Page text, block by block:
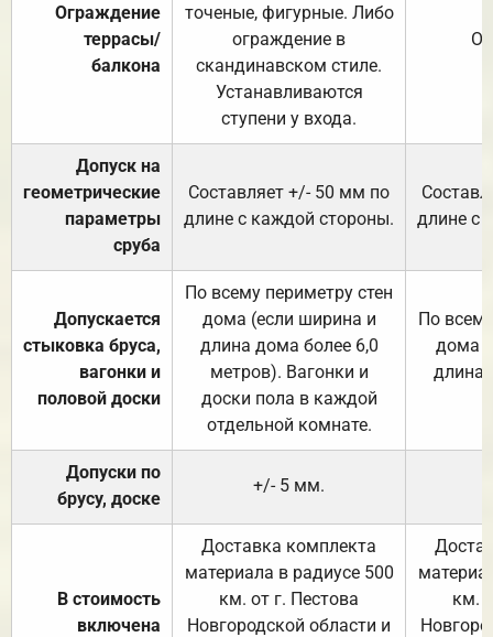
Ограждение
террасы/
балкона
точеные, фигурные. Либо
ограждение в
скандинавском стиле.
Устанавливаются
ступени у входа.
Допуск на
геометрические
параметры
сруба
Составляет +/- 50 мм по
длине с каждой стороны.
длине с
Допускается
стыковка бруса,
вагонки и
половой доски
По всему периметру стен
дома (если ширина и
длина дома более 6,0
метров). Вагонки и
доски пола в каждой
отдельной комнате.
По
дома
длина
Допуски по
брусу, доске
+/- 5 мм.
В стоимость
включена
Доставка комплекта
материала в радиусе 500
км. от г. Пестова
Новгородской области и
км.